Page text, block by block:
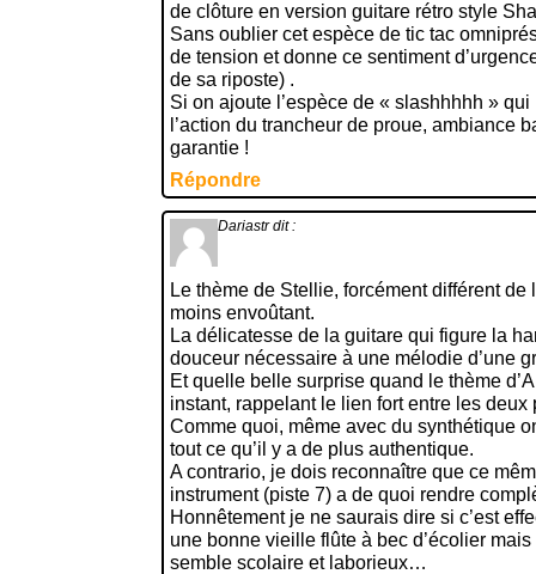
de clôture en version guitare rétro style
Sans oublier cet espèce de tic tac
de tension et donne ce sentiment
de sa riposte) .
Si on ajoute l’espèce de « slashhhhh » qui
l’action du trancheur de proue, ambiance
garantie !
Répondre
Dariastr dit :
Le thème de Stellie, forcément différent de
moins envoûtant.
La délicatesse de la guitare qui figure la
douceur nécessaire à une mélodie d’une
Et quelle belle surprise quand le thème
instant, rappelant le lien fort entre les deux
Comme quoi, même avec du synthétique
tout ce qu’il y a de plus authentique.
A contrario, je dois reconnaître que ce
instrument (piste 7) a de quoi rendre
Honnêtement je ne saurais dire si c’est
une bonne vieille flûte à bec d’écolier
semble scolaire et laborieux…